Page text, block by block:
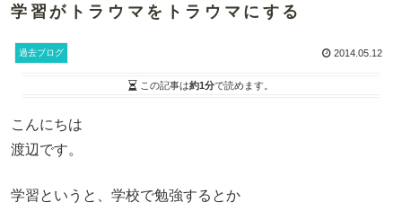
学習がトラウマをトラウマにする
過去ブログ 2014.05.12
この記事は約1分で読めます。
こんにちは
渡辺です。
学習というと、学校で勉強するとか